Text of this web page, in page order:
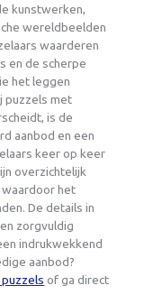
kunstwerken,
wereldbeelden
waarderen
en de scherpe
het leggen
puzzels met
is de
aanbod en een
keer op keer
overzichtelijk
waardoor het
De details in
zorgvuldig
indrukwekkend
aanbod?
puzzels of ga direct